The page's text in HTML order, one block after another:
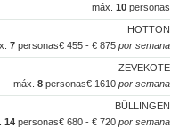
máx. 10 personas
HOTTON
€ 455 - € 875 por semana
7 personas
ZEVEKOTE
€ 1610 por semana
máx. 8 personas
BÜLLINGEN
€ 680 - € 720 por semana
14 personas